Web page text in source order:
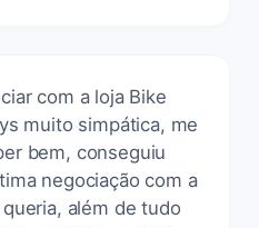
com a loja Bike
muito simpática, me
bem, conseguiu
negociação com a
além de tudo